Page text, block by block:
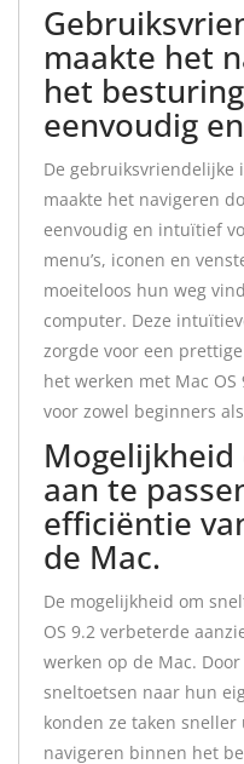
maakte het
het
eenvoudig
De gebruiksvriendelijke
maakte het navigeren
eenvoudig en intuïtief
menu’s, iconen en
moeiteloos hun weg
computer. Deze
zorgde voor een
het werken met Mac
voor zowel beginners
aan te
efficiëntie
de Mac.
De mogelijkheid om
OS 9.2 verbeterde
werken op de Mac.
sneltoetsen naar hun
konden ze taken
navigeren binnen het